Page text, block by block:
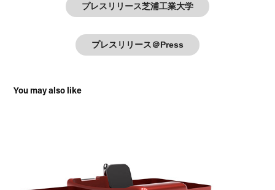
プレスリリース芝浦工業大学
プレスリリース＠Press
You may also like